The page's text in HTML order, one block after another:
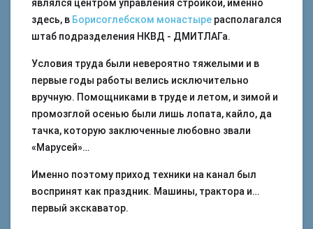
являлся центром управления стройкой, именно
здесь, в Борисоглебском монастыре располагался
штаб подразделения НКВД - ДМИТЛАГа.
Условия труда были невероятно тяжелыми и в
первые годы работы велись исключительно
вручную. Помощниками в труде и летом, и зимой и
промозглой осенью были лишь лопата, кайло, да
тачка, которую заключенные любовно звали
«Марусей»…
Именно поэтому приход техники на канал был
воспринят как праздник. Машины, трактора и…
первый экскаватор.